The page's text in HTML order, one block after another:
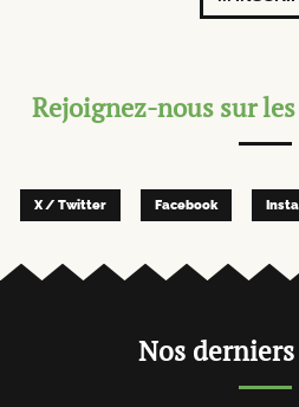
Rejoignez-nous sur
X / Twitter Facebook
Nos